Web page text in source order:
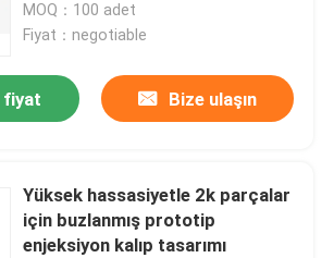
MOQ：100 adet
Fiyat：negotiable
fiyat Bize ulaşın
Yüksek hassasiyetle 2k parçalar
için buzlanmış prototip
enjeksiyon kalıp tasarımı